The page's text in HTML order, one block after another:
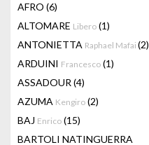
AFRO (6)
ALTOMARE Libero (1)
ANTONIETTA Raphael Mafai (2)
ARDUINI Francesco (1)
ASSADOUR (4)
AZUMA Kengiro (2)
BAJ Enrico (15)
BARTOLI NATINGUERRA